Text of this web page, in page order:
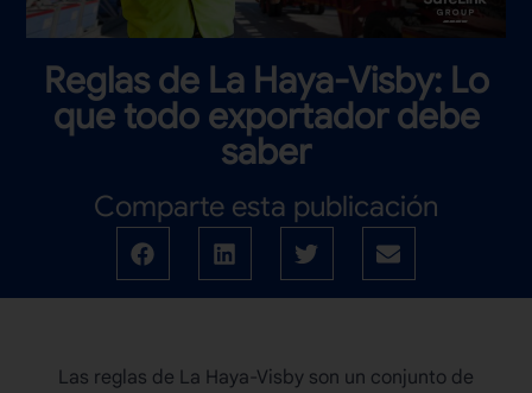
Reglas de La Haya-Visby: Lo
que todo exportador debe
saber
Comparte esta publicación
Las reglas de La Haya-Visby son un conjunto de